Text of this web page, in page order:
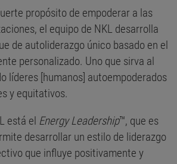
propósito de empoderar a las
el equipo de NKL desarrolla
de autoliderazgo único basado en el
personalizado. Uno que sirva al
líderes [humanos] autoempoderados
y equitativos.
está el Energy Leadership™, que es
desarrollar un estilo de liderazgo
que influye positivamente y